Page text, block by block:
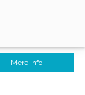
Mere Info